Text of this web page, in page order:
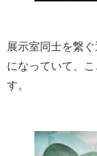
展示室同士を繋
になっていて、
す。